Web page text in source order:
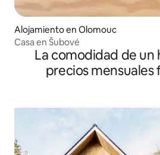
Alojamiento en Olomouc
Casa en Šubové
La comodidad de un
precios mensuales